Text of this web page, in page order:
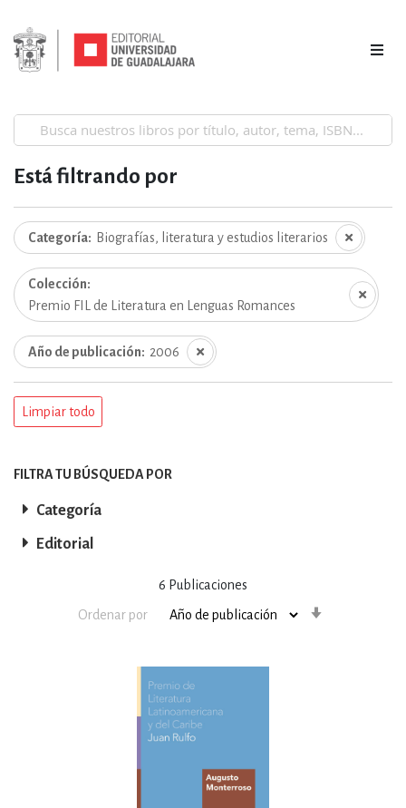
6 Publicaciones
Ordenar por
Está filtrando por
Categoría Biografías, literatura y estudios literarios
Colección
Premio FIL de Literatura en Lenguas Romances
Año de publicación 2006
Limpiar todo
FILTRA TU BÚSQUEDA POR
Categoría
Editorial